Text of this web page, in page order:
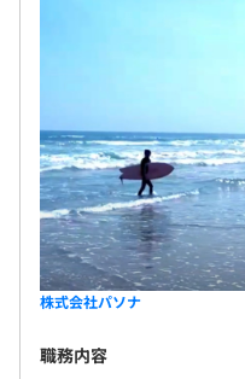
株式会社パソナ
職務内容